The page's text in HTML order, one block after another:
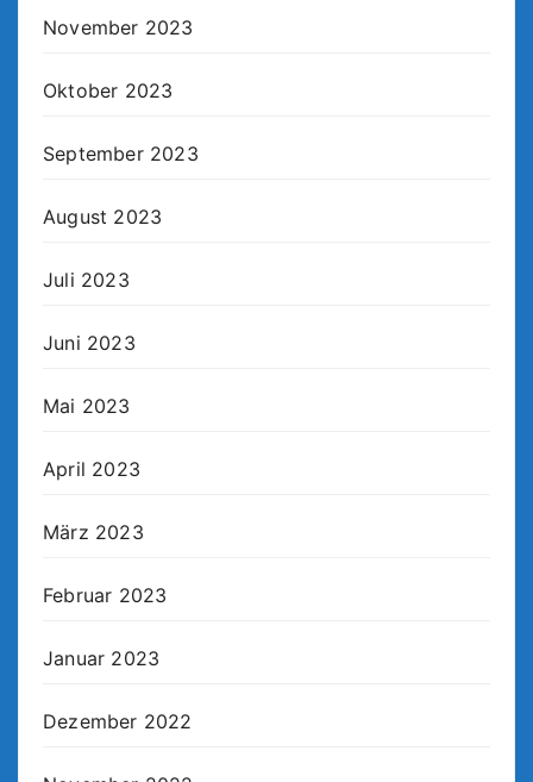
November 2023
Oktober 2023
September 2023
August 2023
Juli 2023
Juni 2023
Mai 2023
April 2023
März 2023
Februar 2023
Januar 2023
Dezember 2022